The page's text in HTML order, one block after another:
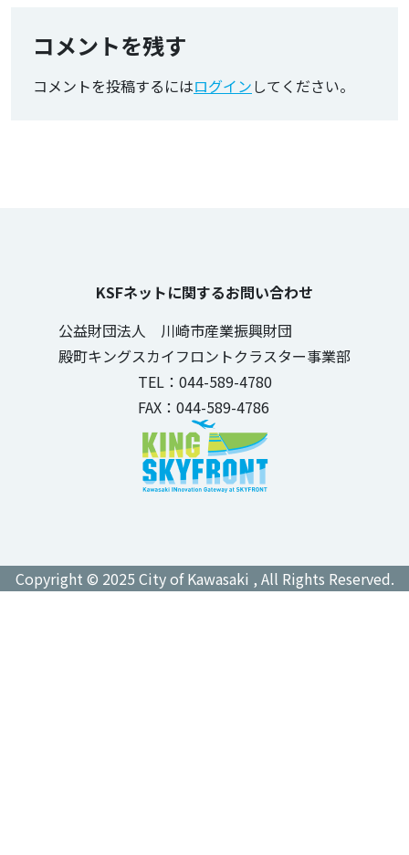
コメントを残す
コメントを投稿するにはログインしてください。
KSFネットに関するお問い合わせ
公益財団法人 川崎市産業振興財団
殿町キングスカイフロントクラスター事業部
TEL：044-589-4780
FAX：044-589-4786
Copyright © 2025 City of Kawasaki , All Rights Reserved.